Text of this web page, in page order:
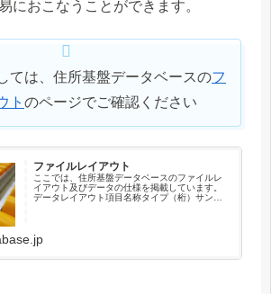
におこなうことができます。
ては、住所基盤データベースのフ
ト のページでご確認ください
ファイルレイアウト
ここでは、住所基盤データベースのファイルレ
イアウト及びデータの仕様を掲載しています。
データレイアウト項目名称タイプ（桁）サンプ